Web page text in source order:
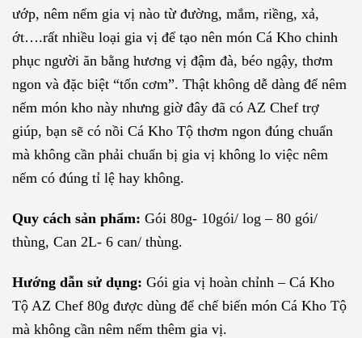
ướp, nêm nếm gia vị nào từ đường, mắm, riềng, xả,
ớt….rất nhiều loại gia vị để tạo nên món Cá Kho chinh
phục người ăn bằng hương vị đậm đà, béo ngậy, thơm
ngon và đặc biệt “tốn cơm”. Thật không dễ dàng để nêm
nếm món kho này nhưng giờ đây đã có AZ Chef trợ
giúp, bạn sẽ có nồi Cá Kho Tộ thơm ngon đúng chuẩn
mà không cần phải chuẩn bị gia vị không lo việc nêm
nếm có đúng tỉ lệ hay không.
Quy cách sản phẩm: Gói 80g- 10gói/ log – 80 gói/
thùng, Can 2L- 6 can/ thùng.
Hướng dẫn sử dụng: Gói gia vị hoàn chỉnh – Cá Kho
Tộ AZ Chef 80g được dùng để chế biến món Cá Kho Tộ
mà không cần nêm nếm thêm gia vị.